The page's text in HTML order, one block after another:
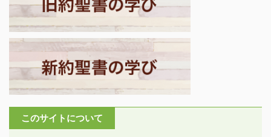
リストこそ ...
このサイトについて